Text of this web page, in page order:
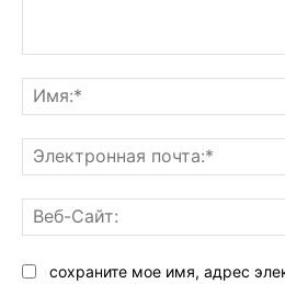
сохраните мое имя, адрес